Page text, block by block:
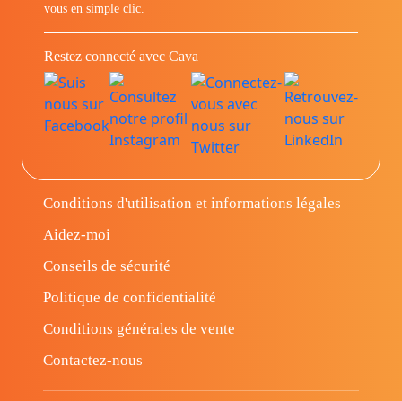
vous en simple clic.
Restez connecté avec Cava
Conditions d'utilisation et informations légales
Aidez-moi
Conseils de sécurité
Politique de confidentialité
Conditions générales de vente
Contactez-nous